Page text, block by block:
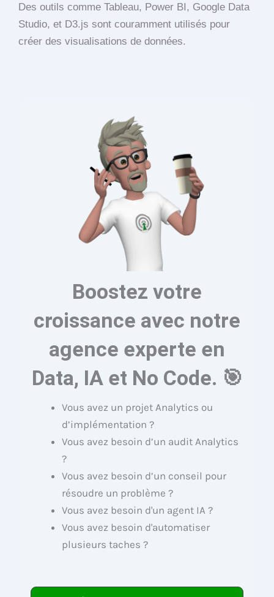
Des outils comme Tableau, Power BI, Google Data
Studio, et D3.js sont couramment utilisés pour
créer des visualisations de données.
Boostez votre
croissance avec notre
agence experte en
Data, IA et No Code. 🎯
Vous avez un projet Analytics ou
d’implémentation ?
Vous avez besoin d’un audit Analytics
?
Vous avez besoin d’un conseil pour
résoudre un problème ?
Vous avez besoin d'un agent IA ?
Vous avez besoin d'automatiser
plusieurs taches ?